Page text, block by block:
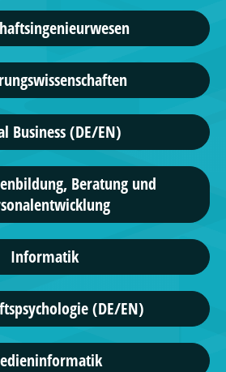
Business (DE/EN)
Beratung und
Informatik
(DE/EN)